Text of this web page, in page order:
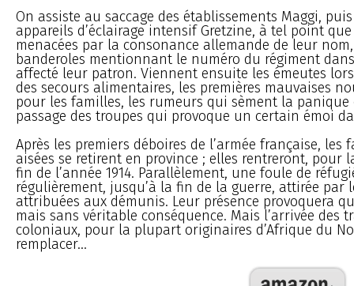
On assiste au saccage des établissements Maggi,
appareils d’éclairage intensif Gretzine, à tel point
menacées par la consonance allemande de leur
banderoles mentionnant le numéro du régiment
affecté leur patron. Viennent ensuite les émeutes
des secours alimentaires, les premières mauvaises
pour les familles, les rumeurs qui sèment la panique
passage des troupes qui provoque un certain émoi
Après les premiers déboires de l’armée française, les
aisées se retirent en province ; elles rentreront, pour
fin de l’année 1914. Parallèlement, une foule de
régulièrement, jusqu’à la fin de la guerre, attirée par
attribuées aux démunis. Leur présence provoquera
mais sans véritable conséquence. Mais l’arrivée des
coloniaux, pour la plupart originaires d’Afrique du
remplacer...